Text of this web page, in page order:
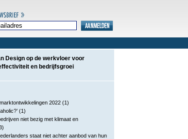
Design op de werkvloer voor
en bedrijfsgroei
2022 (1)
(1)
niet bezig met klimaat en
staat niet achter aanbod van hun